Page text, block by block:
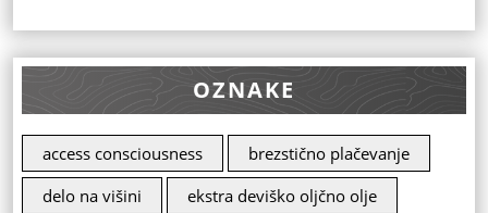
OZNAKE
access consciousness
brezstično plačevanje
delo na višini
ekstra deviško oljčno olje